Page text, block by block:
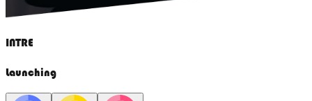
INTRE
Launching